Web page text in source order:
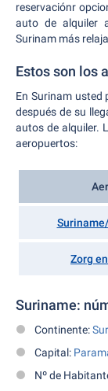
reservaciónr
auto de alquiler
Surinam más
Estos son los
En Surinam usted
después de su
autos de alquiler.
aeropuertos:
Zorg
Suriname:
Continente:
Capital:
Nº de